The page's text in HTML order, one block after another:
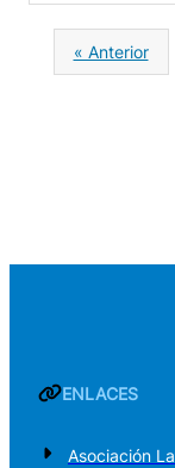
« Anterior
ENLACES
Asociación